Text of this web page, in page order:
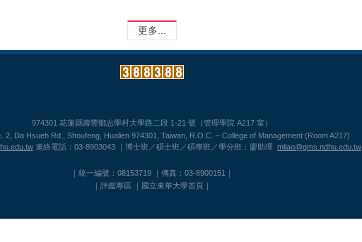
更多...
974301 花蓮縣壽豐鄉志學村大學路二段 1-21 號（管理學院 A217 室）
2, Da Hsueh Rd., Shoufeng, Hualien 974301, Taiwan, R.O.C. – College of Management (Room A217)
連絡電話：03-8903043 ｜博士班／碩士班／碩專班／學分班：廖助理 mliao@gms.ndhu.edu.tw
｜統一編號：08153719 ｜傳真：03-8900151｜
｜ 評鑑專區 ｜ 國立東華大學首頁 ｜